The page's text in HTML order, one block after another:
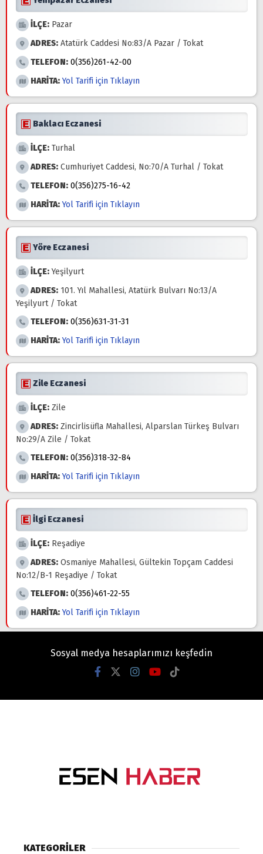
İLÇE: Pazar
ADRES: Atatürk Caddesi No:83/A Pazar / Tokat
TELEFON: 0(356)261-42-00
HARİTA: Yol Tarifi için Tıklayın
Baklacı Eczanesi
İLÇE: Turhal
ADRES: Cumhuriyet Caddesi, No:70/A Turhal / Tokat
TELEFON: 0(356)275-16-42
HARİTA: Yol Tarifi için Tıklayın
Yöre Eczanesi
İLÇE:Yeşilyurt
ADRES: 101. Yıl Mahallesi, Atatürk Bulvarı No:13/A
Yeşilyurt / Tokat
TELEFON: 0(356)631-31-31
HARİTA: Yol Tarifi için Tıklayın
Zile Eczanesi
İLÇE: Zile
ADRES: Zincirlisüfla Mahallesi, Alparslan Türkeş Bulvarı
No:29/A Zile / Tokat
TELEFON: 0(356)318-32-84
HARİTA: Yol Tarifi için Tıklayın
İlgi Eczanesi
İLÇE: Reşadiye
ADRES: Osmaniye Mahallesi, Gültekin Topçam Caddesi
No:12/B-1 Reşadiye / Tokat
TELEFON: 0(356)461-22-55
HARİTA: Yol Tarifi için Tıklayın
Sosyal medya hesaplarımızı keşfedin
KATEGORİLER